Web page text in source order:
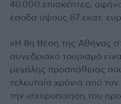
40.000 επισκέπτες,
έσοδα ύψους 87 εκατ.
«Η 8η θέση της Αθήνας
συνεδριακό τουρισμό
μεγάλης προσπάθειας
τελευταία χρόνια από
την ισχυροποίηση του